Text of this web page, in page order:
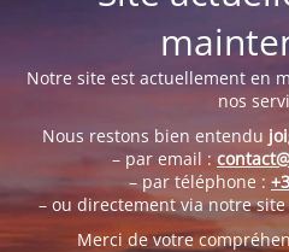
Notre site est actuellement en
nos
Nous restons bien entendu
– par email :
– par téléphone :
– ou directement via notre
Merci de votre